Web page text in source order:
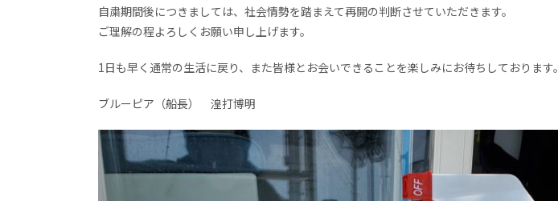
自粛期間後につきましては、社会情勢を踏まえて再開の判断させていただきます。
ご理解の程よろしくお願い申し上げます。
1日も早く通常の生活に戻り、また皆様とお会いできることを楽しみにお待ちしております。
ブルーピア（船長） 湟打博明